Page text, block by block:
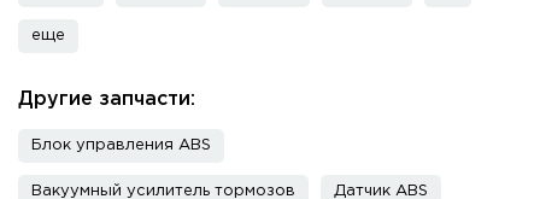
еще
Другие запчасти:
Блок управления ABS
Вакуумный усилитель тормозов Датчик ABS